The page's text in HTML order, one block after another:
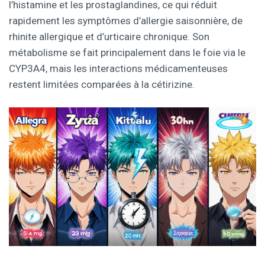
l’histamine et les prostaglandines, ce qui réduit
rapidement les symptômes d’allergie saisonnière, de
rhinite allergique et d’urticaire chronique. Son
métabolisme se fait principalement dans le foie via le
CYP3A4, mais les interactions médicamenteuses
restent limitées comparées à la cétirizine.